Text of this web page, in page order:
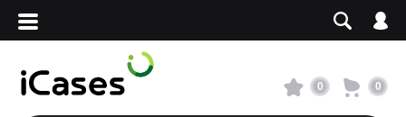
Вход
Сервисный центр
0 0